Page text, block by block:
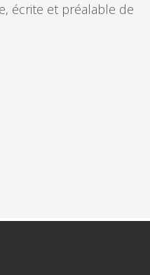
écrite et préalable de